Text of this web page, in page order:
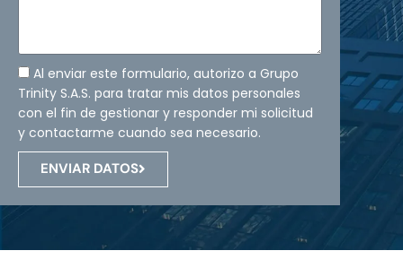
Al enviar este formulario, autorizo a Grupo
Trinity S.A.S. para tratar mis datos personales
con el fin de gestionar y responder mi solicitud
y contactarme cuando sea necesario.
ENVIAR DATOS